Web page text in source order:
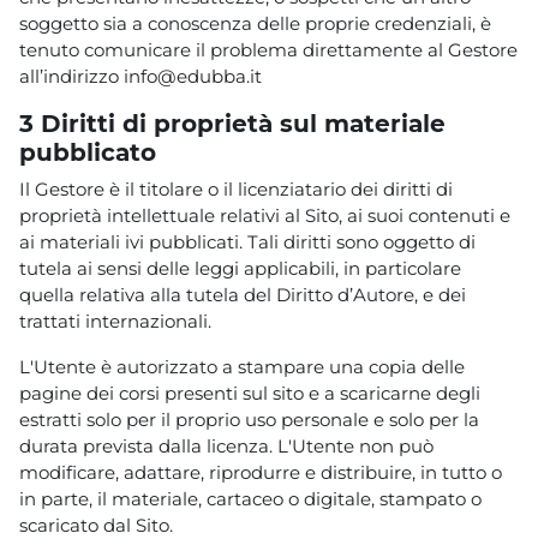
soggetto sia a conoscenza delle proprie credenziali, è
tenuto comunicare il problema direttamente al Gestore
all’indirizzo info@edubba.it
3 Diritti di proprietà sul materiale
pubblicato
Il Gestore è il titolare o il licenziatario dei diritti di
proprietà intellettuale relativi al Sito, ai suoi contenuti e
ai materiali ivi pubblicati. Tali diritti sono oggetto di
tutela ai sensi delle leggi applicabili, in particolare
quella relativa alla tutela del Diritto d’Autore, e dei
trattati internazionali.
L'Utente è autorizzato a stampare una copia delle
pagine dei corsi presenti sul sito e a scaricarne degli
estratti solo per il proprio uso personale e solo per la
durata prevista dalla licenza. L'Utente non può
modificare, adattare, riprodurre e distribuire, in tutto o
in parte, il materiale, cartaceo o digitale, stampato o
scaricato dal Sito.